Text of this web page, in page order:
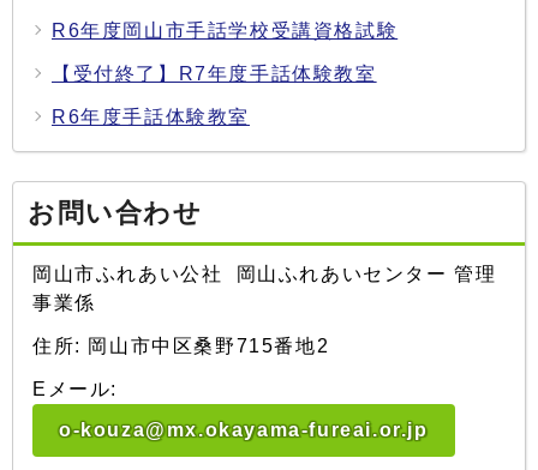
R6年度岡山市手話学校受講資格試験
【受付終了】R7年度手話体験教室
R6年度手話体験教室
お問い合わせ
岡山市ふれあい公社 岡山ふれあいセンター 管理
事業係
住所: 岡山市中区桑野715番地2
Eメール:
o-kouza@mx.okayama-fureai.or.jp